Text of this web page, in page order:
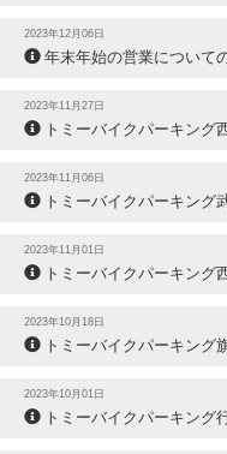
2023年12月06日
年末年始の営業について
2023年11月27日
トミーバイクパーキング
2023年11月06日
トミーバイクパーキング
2023年11月01日
トミーバイクパーキング
2023年10月18日
トミーバイクパーキング
2023年10月01日
トミーバイクパーキング